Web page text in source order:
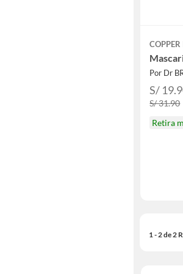
COPPER
Por Dr
S/
S/ 31.90
Retira
1 - 2 de 2